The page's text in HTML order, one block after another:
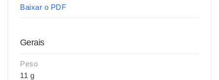
Baixar o PDF
Gerais
Peso
11 g